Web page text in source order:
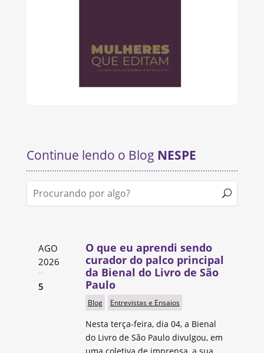
Continue lendo o Blog NESPE
AGO
2026
5
O que eu aprendi sendo
curador do palco principal
da Bienal do Livro de São
Paulo
Blog Entrevistas e Ensaios
Nesta terça-feira, dia 04, a Bienal
do Livro de São Paulo divulgou, em